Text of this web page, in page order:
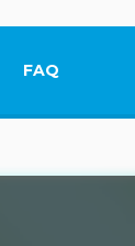
FAQ
Ce lien